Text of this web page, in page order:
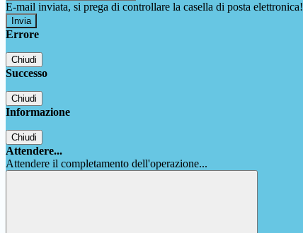
E-mail inviata, si prega di controllare la casella di posta elettronica!
Errore
Chiudi
Successo
Chiudi
Informazione
Chiudi
Attendere...
Attendere il completamento dell'operazione...